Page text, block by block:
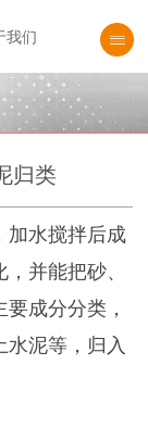
我们
归类
加水搅拌后成
并能把砂、
成分分类，
泥等，归入